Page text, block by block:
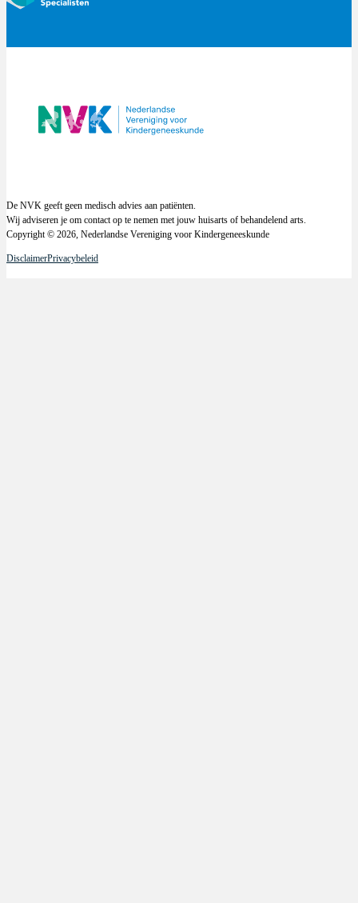
De NVK geeft geen medisch advies aan patiënten.
Wij adviseren je om contact op te nemen met jouw huisarts of behandelend arts.
Copyright © 2026, Nederlandse Vereniging voor Kindergeneeskunde
DisclaimerPrivacybeleid